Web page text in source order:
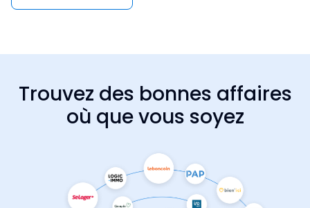
Trouvez des bonnes affaires
où que vous soyez